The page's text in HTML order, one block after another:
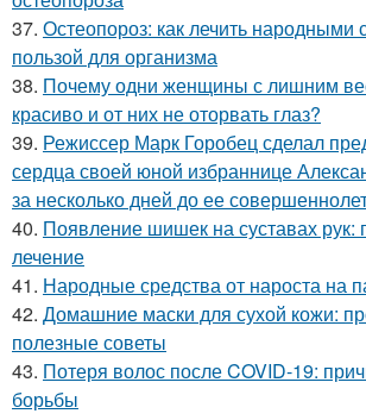
37. Остеопороз: как лечить народными
пользой для организма
38. Почему одни женщины с лишним
красиво и от них не оторвать глаз?
39. Режиссер Марк Горобец сделал
сердца своей юной избраннице
за несколько дней до ее
40. Появление шишек на суставах рук:
лечение
41. Народные средства от нароста на
42. Домашние маски для сухой кожи:
полезные советы
43. Потеря волос после COVID-19:
борьбы